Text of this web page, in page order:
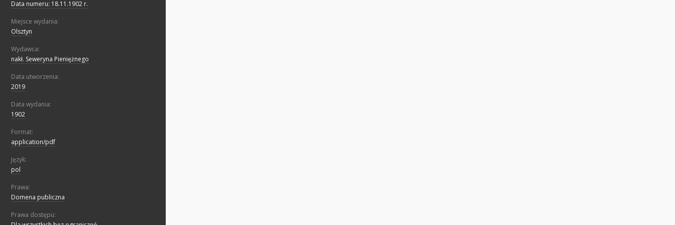
Data numeru: 18.11.1902 r.
Miejsce wydania:
Olsztyn
Wydawca:
nakł. Seweryna Pieniężnego
Data utworzenia:
2019
Data wydania:
1902
Format:
application/pdf
Język:
pol
Prawa:
Domena publiczna
Prawa dostępu: